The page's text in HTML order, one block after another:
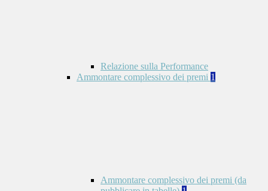
Relazione sulla Performance
Ammontare complessivo dei premi 1
Ammontare complessivo dei premi (da